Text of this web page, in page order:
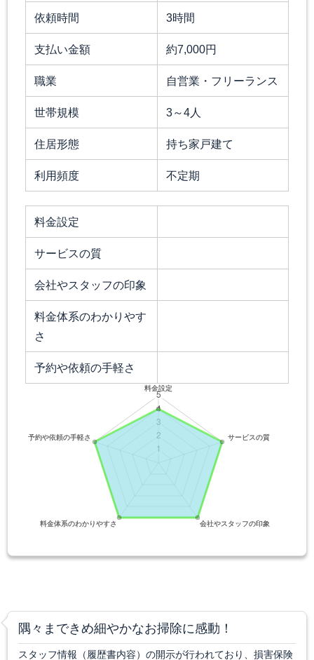
依頼時間 3時間
支払い金額 約7,000円
職業 自営業・フリーランス
世帯規模 3～4人
住居形態 持ち家戸建て
利用頻度 不定期
料金設定
サービスの質
会社やスタッフの印象
料金体系のわかりやす
さ
予約や依頼の手軽さ
隅々まできめ細やかなお掃除に感動！
スタッフ情報（履歴書内容）の開示が行われており、損害保険